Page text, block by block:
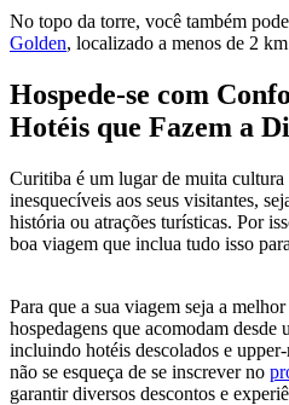
No topo da torre, você também
Golden, localizado a menos de 2
Hospede-se com
Hotéis que Fazem a
Curitiba é um lugar de muita
inesquecíveis aos seus visitantes,
história ou atrações turísticas. Por
boa viagem que inclua tudo isso
Para que a sua viagem seja a
hospedagens que acomodam desde
incluindo hotéis descolados e
não se esqueça de se inscrever no
garantir diversos descontos e